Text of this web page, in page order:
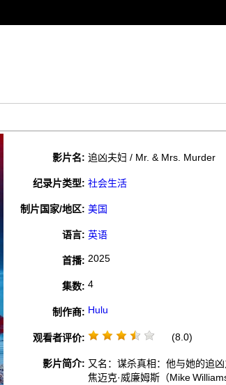
影片名: 追凶夫妇 / Mr. & Mrs. Murder
纪录片类型: 社会生活
制片国家/地区: 美国
语言: 英语
首播: 2025
集数: 4
制作商: Hulu
观看者评价: (8.0)
影片简介: 又名：谋杀真相：他与她的追
焦迈克·威廉姆斯（Mike